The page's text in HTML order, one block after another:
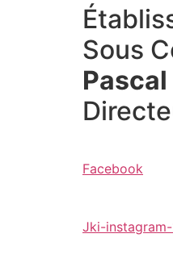
Sous
Pascal
Facebook
Jki-